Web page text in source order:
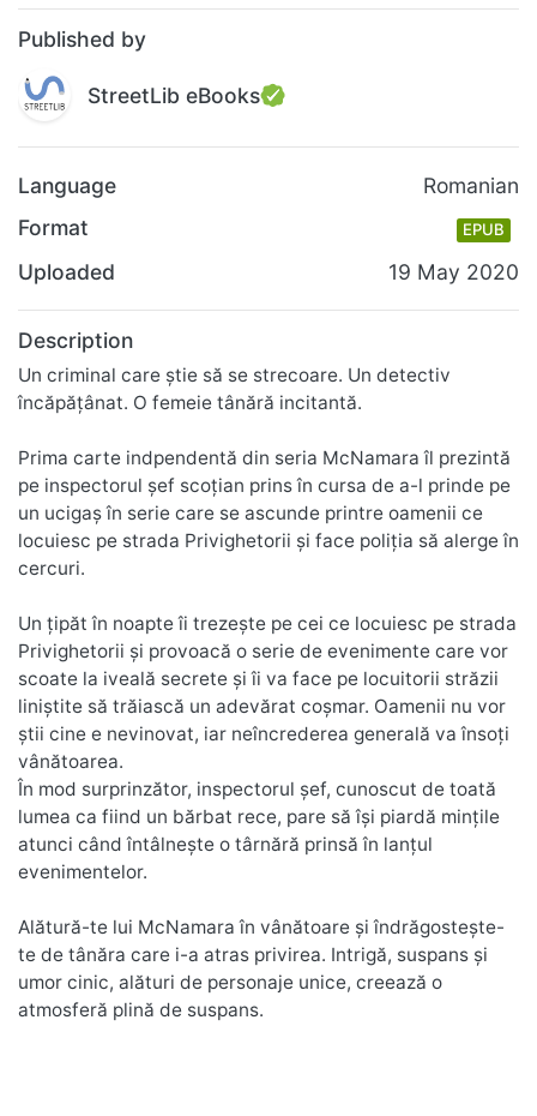
Published by
StreetLib eBooks
Language
Romanian
Format
EPUB
Uploaded 19 May 2020
Description
Un criminal care știe să se strecoare. Un detectiv
încăpățânat. O femeie tânără incitantă.
Prima carte indpendentă din seria McNamara îl prezintă
pe inspectorul șef scoțian prins în cursa de a-l prinde pe
un ucigaș în serie care se ascunde printre oamenii ce
locuiesc pe strada Privighetorii și face poliția să alerge în
cercuri.
Un țipăt în noapte îi trezește pe cei ce locuiesc pe strada
Privighetorii și provoacă o serie de evenimente care vor
scoate la iveală secrete și îi va face pe locuitorii străzii
liniștite să trăiască un adevărat coșmar. Oamenii nu vor
știi cine e nevinovat, iar neîncrederea generală va însoți
vânătoarea.
În mod surprinzător, inspectorul șef, cunoscut de toată
lumea ca fiind un bărbat rece, pare să își piardă mințile
atunci când întâlnește o târnără prinsă în lanțul
evenimentelor.
Alătură-te lui McNamara în vânătoare și îndrăgostește-
te de tânăra care i-a atras privirea. Intrigă, suspans și
umor cinic, alături de personaje unice, creează o
atmosferă plină de suspans.